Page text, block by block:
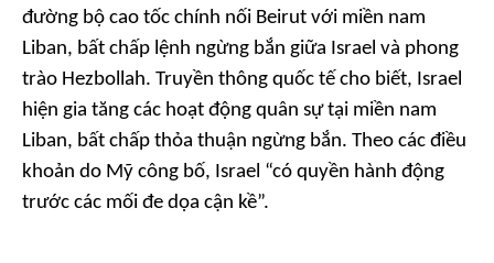
đường bộ cao tốc chính nối Beirut với miền nam
Liban, bất chấp lệnh ngừng bắn giữa Israel và phong
trào Hezbollah. Truyền thông quốc tế cho biết, Israel
hiện gia tăng các hoạt động quân sự tại miền nam
Liban, bất chấp thỏa thuận ngừng bắn. Theo các điều
khoản do Mỹ công bố, Israel “có quyền hành động
trước các mối đe dọa cận kề”.